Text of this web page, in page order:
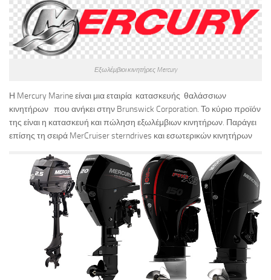
Εξωλέμβιοι κινητήρες Mercury
Η Mercury Marine είναι μια εταιρία κατασκευής θαλάσσιων
κινητήρων που ανήκει στην Brunswick Corporation. Το κύριο προϊόν
της είναι η κατασκευή και πώληση εξωλέμβιων κινητήρων. Παράγει
επίσης τη σειρά MerCruiser sterndrives και εσωτερικών κινητήρων